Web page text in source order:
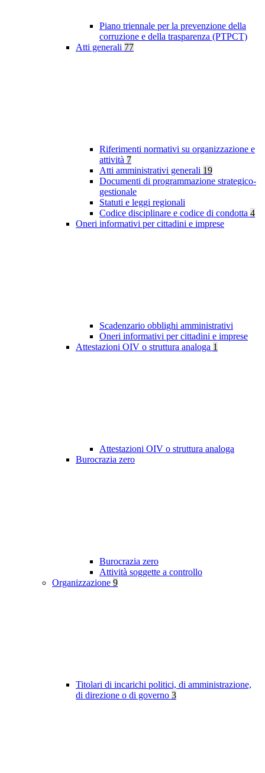
Piano triennale per la prevenzione della
corruzione e della trasparenza (PTPCT)
Atti generali 77
Riferimenti normativi su organizzazione e
attività 7
Atti amministrativi generali 19
Documenti di programmazione strategico-
gestionale
Statuti e leggi regionali
Codice disciplinare e codice di condotta 4
Oneri informativi per cittadini e imprese
Scadenzario obblighi amministrativi
Oneri informativi per cittadini e imprese
Attestazioni OIV o struttura analoga 1
Attestazioni OIV o struttura analoga
Burocrazia zero
Burocrazia zero
Attività soggette a controllo
Organizzazione 9
Titolari di incarichi politici, di amministrazione,
di direzione o di governo 3